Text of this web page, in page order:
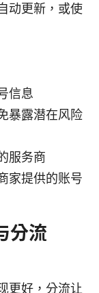
动更新，或使
信息
暴露潜在风险
服务商
家提供的账号
分流
更好，分流让